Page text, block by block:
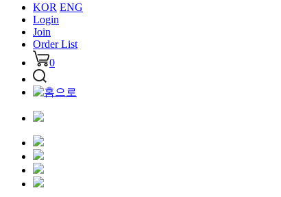
KOR ENG
Login
Join
Order List
0